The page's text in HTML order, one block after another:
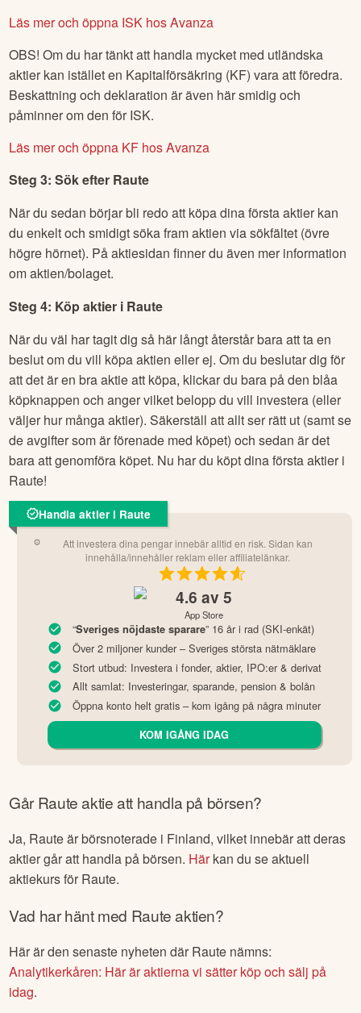
Läs mer och öppna ISK hos Avanza
OBS! Om du har tänkt att handla mycket med utländska
aktier kan istället en Kapitalförsäkring (KF) vara att föredra.
Beskattning och deklaration är även här smidig och
påminner om den för ISK.
Läs mer och öppna KF hos Avanza
Steg 3: Sök efter Raute
När du sedan börjar bli redo att köpa dina första aktier kan
du enkelt och smidigt söka fram aktien via sökfältet (övre
högre hörnet). På aktiesidan finner du även mer information
om aktien/bolaget.
Steg 4: Köp aktier i Raute
När du väl har tagit dig så här långt återstår bara att ta en
beslut om du vill köpa aktien eller ej. Om du beslutar dig för
att det är en bra aktie att köpa, klickar du bara på den blåa
köpknappen och anger vilket belopp du vill investera (eller
väljer hur många aktier). Säkerställ att allt ser rätt ut (samt se
de avgifter som är förenade med köpet) och sedan är det
bara att genomföra köpet. Nu har du köpt dina första aktier i
Raute!
Handla aktier i Raute
Att investera dina pengar innebär alltid en risk. Sidan kan
innehålla/innehåller reklam eller affiliatelänkar.
4.6 av 5
App Store
“Sveriges nöjdaste sparare” 16 år i rad (SKI-enkät)
Över 2 miljoner kunder – Sveriges största nätmäklare
Stort utbud: Investera i fonder, aktier, IPO:er & derivat
Allt samlat: Investeringar, sparande, pension & bolån
Öppna konto helt gratis – kom igång på några minuter
KOM IGÅNG IDAG
GårRauteaktie att handla på börsen?
Ja, Rauteär börsnoterade i Finland, vilket innebär att deras
aktier går att handla på börsen. Härkan du se aktuell
aktiekurs för Raute.
Vad har hänt med Rauteaktien?
Här är den senaste nyheten där Raute nämns:
Analytikerkåren: Här är aktierna vi sätter köp och sälj på
idag.